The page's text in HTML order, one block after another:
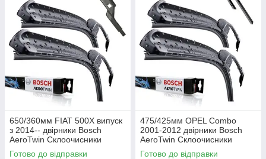
650/360мм FIAT 500X випуск
з 2014-- двірники Bosch
AeroTwin Склоочисники
Готово до відправки
475/425мм OPEL Combo
2001-2012 двірники Bosch
AeroTwin Склоочисники
Готово до відправки